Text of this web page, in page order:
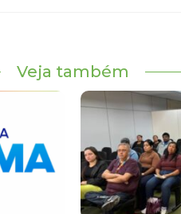
Veja também